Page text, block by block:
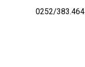
0252/383.464